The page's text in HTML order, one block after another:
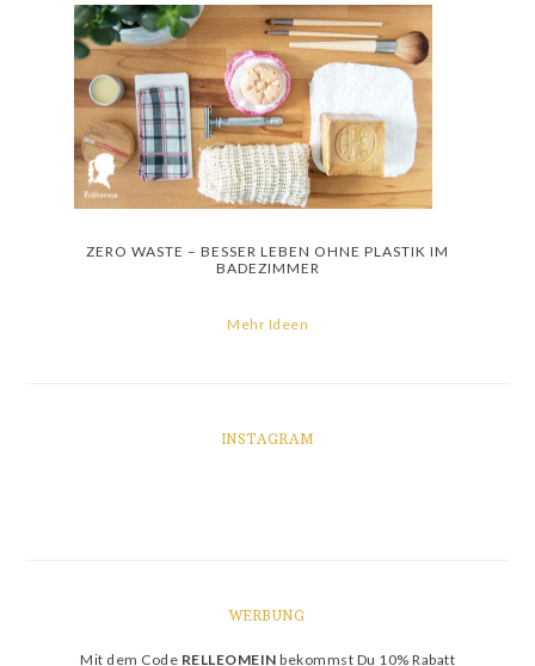
ZERO WASTE – BESSER LEBEN OHNE PLASTIK IM
BADEZIMMER
Mehr Ideen
INSTAGRAM
WERBUNG
Mit dem Code RELLEOMEIN bekommst Du 10% Rabatt